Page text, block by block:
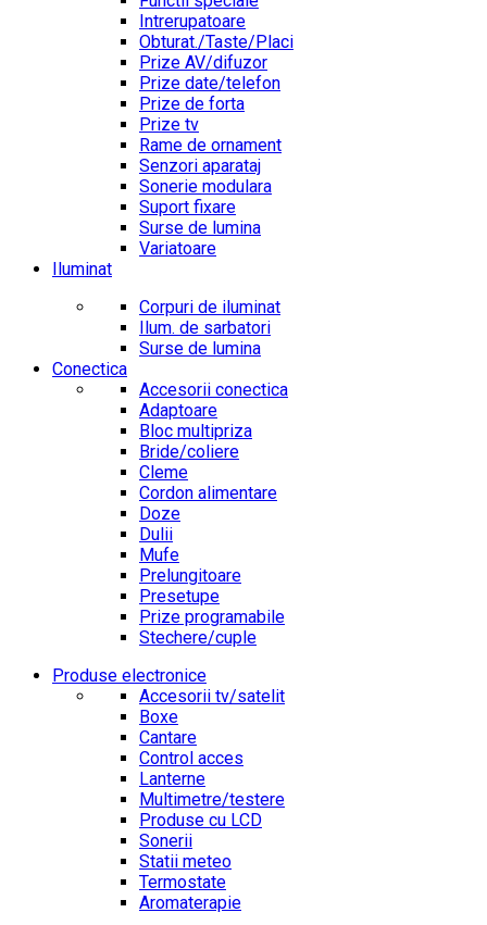
Intrerupatoare
Obturat./Taste/Placi
Prize AV/difuzor
Prize date/telefon
Prize de forta
Prize tv
Rame de ornament
Senzori aparataj
Sonerie modulara
Suport fixare
Surse de lumina
Variatoare
Iluminat
Corpuri de iluminat
Ilum. de sarbatori
Surse de lumina
Conectica
Accesorii conectica
Adaptoare
Bloc multipriza
Bride/coliere
Cleme
Cordon alimentare
Doze
Dulii
Mufe
Prelungitoare
Presetupe
Prize programabile
Stechere/cuple
Produse electronice
Accesorii tv/satelit
Boxe
Cantare
Control acces
Lanterne
Multimetre/testere
Produse cu LCD
Sonerii
Statii meteo
Termostate
Aromaterapie